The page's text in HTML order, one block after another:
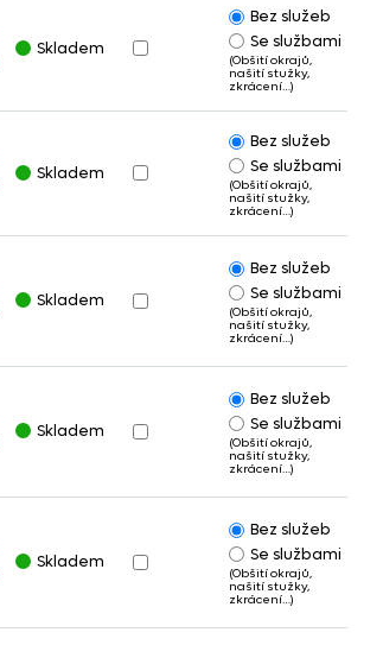
Skladem
Bez služeb
Se službami
(Obšití okrajů,
našití stužky,
zkrácení…)
Skladem
Bez služeb
Se službami
(Obšití okrajů,
našití stužky,
zkrácení…)
Skladem
Bez služeb
Se službami
(Obšití okrajů,
našití stužky,
zkrácení…)
Skladem
Bez služeb
Se službami
(Obšití okrajů,
našití stužky,
zkrácení…)
Skladem
Bez služeb
Se službami
(Obšití okrajů,
našití stužky,
zkrácení…)